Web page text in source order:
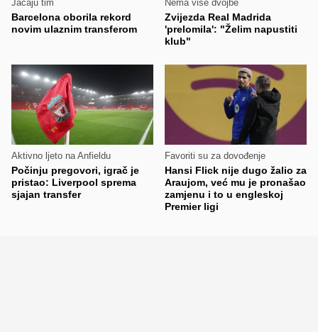
Jačaju tim
Barcelona oborila rekord
novim ulaznim transferom
Nema više dvojbe
Zvijezda Real Madrida
'prelomila': "Želim napustiti
klub"
Aktivno ljeto na Anfieldu
Počinju pregovori, igrač je
pristao: Liverpool sprema
sjajan transfer
Favoriti su za dovođenje
Hansi Flick nije dugo žalio za
Araujom, već mu je pronašao
zamjenu i to u engleskoj
Premier ligi